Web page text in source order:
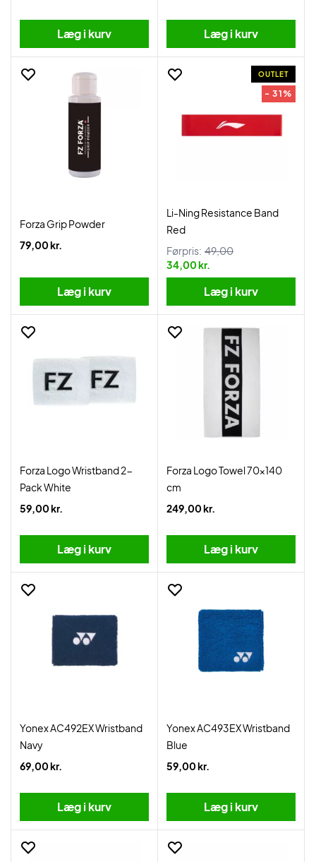
Læg i kurv Læg i kurv
Forza Grip Powder
79,00 kr.
Læg i kurv
OUTLET
- 31%
Li-Ning Resistance Band
Red
Førpris: 49,00
34,00 kr.
Læg i kurv
Forza Logo Wristband 2-
Pack White
59,00 kr.
Læg i kurv
Forza Logo Towel 70x140
cm
249,00 kr.
Læg i kurv
Yonex AC492EX Wristband
Navy
69,00 kr.
Læg i kurv
Yonex AC493EX Wristband
Blue
59,00 kr.
Læg i kurv